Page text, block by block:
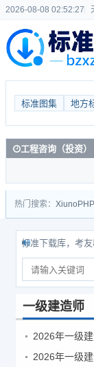
2026-08-08 02:52:27
标准图集 地方
工程咨询（投资）
热门搜索： Xiuno
准下载库，考友群：
一级建造师
2026年一级
2026年一级